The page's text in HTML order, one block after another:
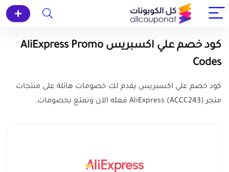
كود خصم علي اكسبريس AliExpress Promo
Codes
كود خصم علي اكسبريس يقدم لك خصومات هائلة على منتجات
متجر (ACCC243) AliExpress فعله الآن وتمتع بخصومات.